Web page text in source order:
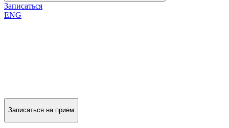
Записаться
ENG
Записаться на прием